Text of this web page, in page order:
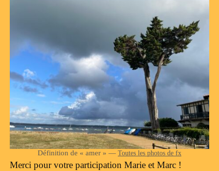
Définition de « amer » — Toutes les photos de fx
Merci pour votre participation Marie et Marc !